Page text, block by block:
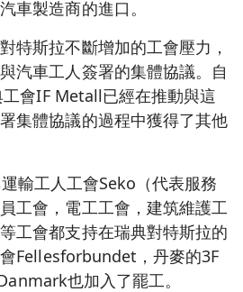
車製造商的進口。
特斯拉不斷增加的工會壓力，
汽車工人簽署的集體協議。自
會IF Metall已經在推動與這
集體協議的過程中獲得了其他
輸工人工會Seko（代表服務
工會，電工工會，建筑維護工
工會都支持在瑞典對特斯拉的
Fellesforbundet，丹麥的3F
也加入了罷工。